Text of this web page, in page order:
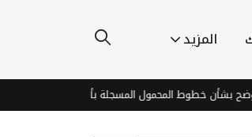
المزيد
خطوط المحمول المسجلة بأسماء مواطنين دون علمهم